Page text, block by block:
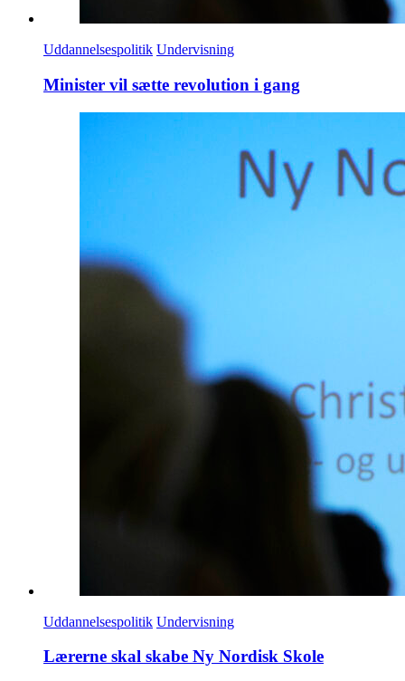
Uddannelsespolitik Undervisning
Minister vil sætte revolution i gang
Uddannelsespolitik Undervisning
Lærerne skal skabe Ny Nordisk Skole